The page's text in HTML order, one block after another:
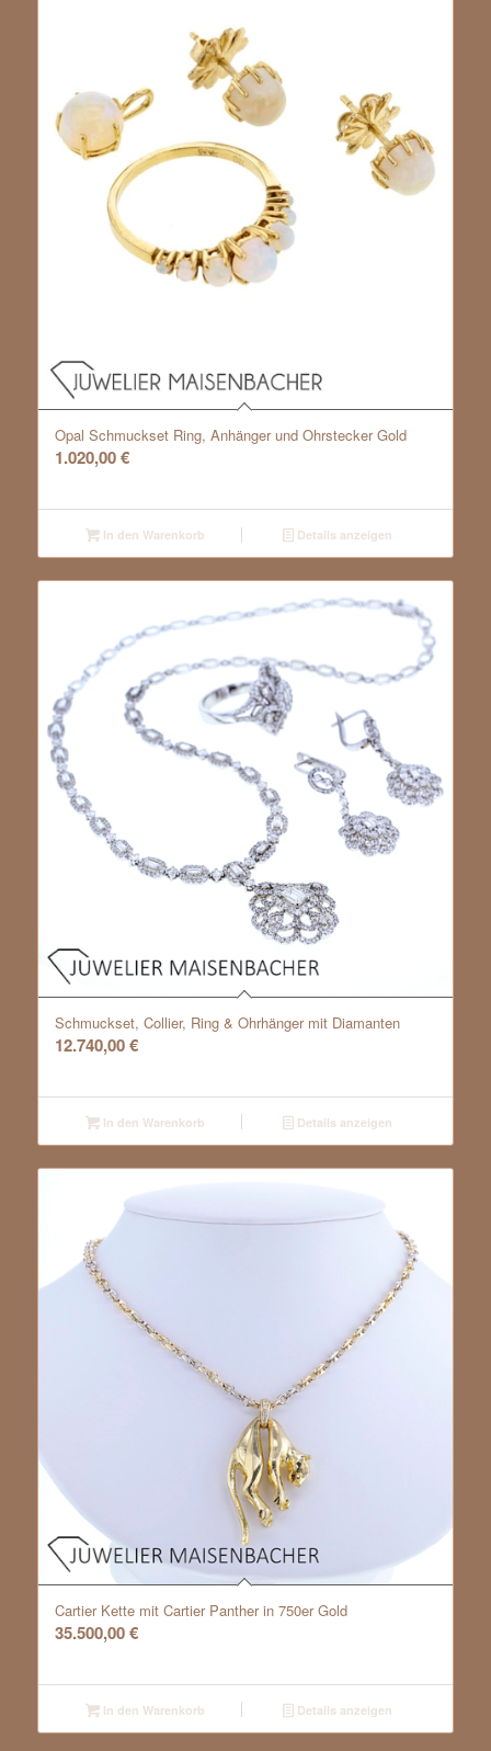
Opal Schmuckset Ring, Anhänger und Ohrstecker Gold
1.020,00€
In den Warenkorb Details anzeigen
Schmuckset, Collier, Ring & Ohrhänger mit Diamanten
12.740,00€
In den Warenkorb Details anzeigen
Cartier Kette mit Cartier Panther in 750er Gold
35.500,00€
In den Warenkorb Details anzeigen